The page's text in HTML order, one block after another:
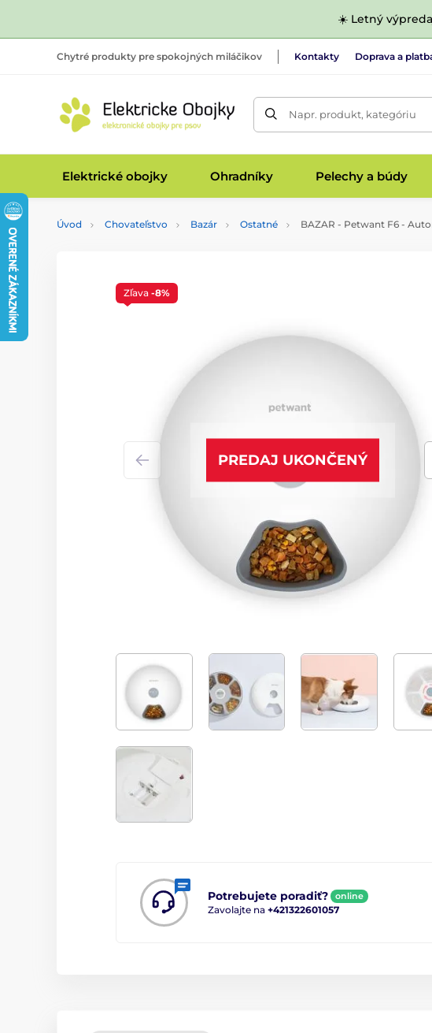
☀️ Letný
Chytré produkty pre spokojných miláčikov Kontakty Doprava a
Napr. produkt, kategóriu
Elektrické obojky Ohradníky Pelechy a búdy
Úvod Chovateľstvo Bazár Ostatné BAZAR - Petwant F6 -
PREDAJ UKONČENÝ
Potrebujete poradiť? online
Zavolajte na +421322601057
Zľava -8%